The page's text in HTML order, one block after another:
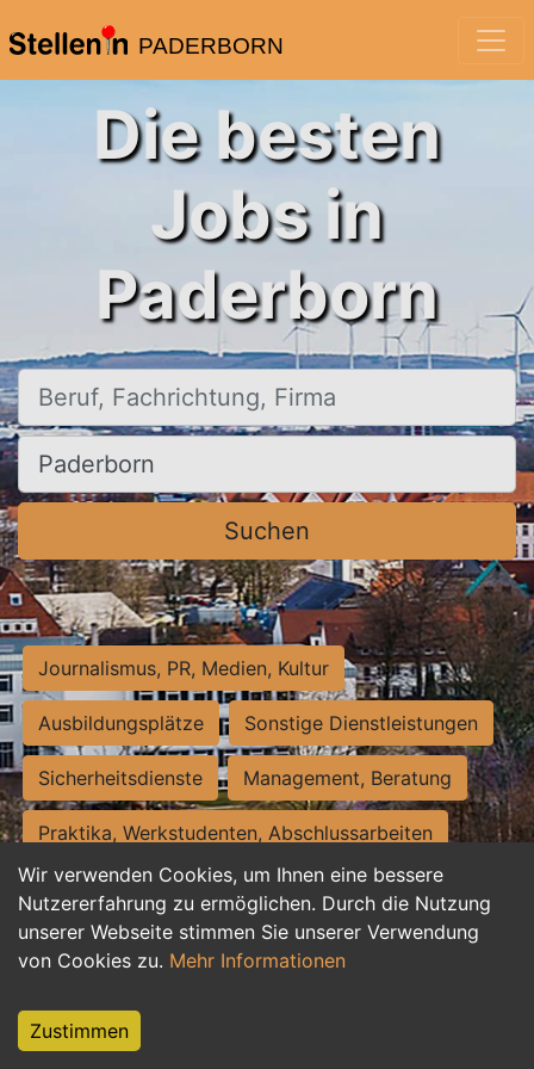
PADERBORN
Wir verwenden Cookies, um Ihnen eine bessere
Nutzererfahrung zu ermöglichen. Durch die Nutzung
unserer Webseite stimmen Sie unserer Verwendung
von Cookies zu. Mehr Informationen
Zustimmen
Die besten
Jobs in
Paderborn
Beruf, Fachrichtung, Firma
Ort, Stadt
Suchen
Journalismus, PR, Medien, Kultur
Ausbildungsplätze Sonstige Dienstleistungen
Sicherheitsdienste Management, Beratung
Praktika, Werkstudenten, Abschlussarbeiten
Personalwesen Assistenz, Sekretariat
Hilfskräfte, Aushilfs- und Nebenjobs
Weiterbildung, Studium, duale Ausbildung